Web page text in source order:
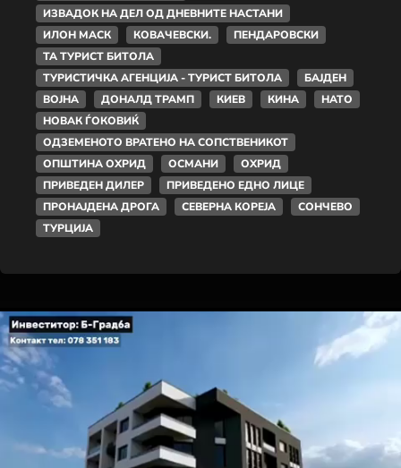
ИЗВАДОК НА ДЕЛ ОД ДНЕВНИТЕ НАСТАНИ
ИЛОН МАСК
КОВАЧЕВСКИ.
ПЕНДАРОВСКИ
ТА ТУРИСТ БИТОЛА
ТУРИСТИЧКА АГЕНЦИЈА - ТУРИСТ БИТОЛА
БАЈДЕН
ВОЈНА
ДОНАЛД ТРАМП КИЕВ КИНА
НАТО
НОВАК ЃОКОВИЌ
ОДЗЕМЕНОТО ВРАТЕНО НА СОПСТВЕНИКОТ
ОПШТИНА ОХРИД
ОСМАНИ
ОХРИД
ПРИВЕДЕН ДИЛЕР
ПРИВЕДЕНО ЕДНО ЛИЦЕ
ПРОНАЈДЕНА ДРОГА
СЕВЕРНА КОРЕЈА
СОНЧЕВО
ТУРЦИЈА